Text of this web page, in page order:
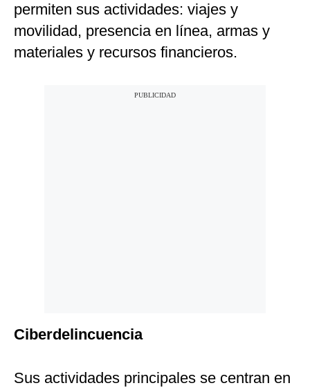
permiten sus actividades: viajes y
movilidad, presencia en línea, armas y
materiales y recursos financieros.
Ciberdelincuencia
Sus actividades principales se centran en